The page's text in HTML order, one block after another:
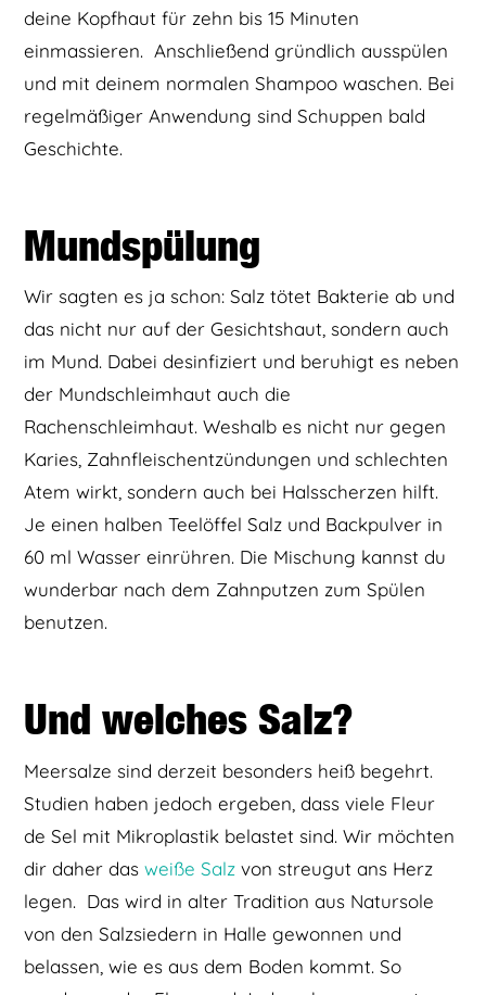
deine Kopfhaut für zehn bis 15 Minuten
einmassieren. Anschließend gründlich ausspülen
und mit deinem normalen Shampoo waschen. Bei
regelmäßiger Anwendung sind Schuppen bald
Geschichte.
Mundspülung
Wir sagten es ja schon: Salz tötet Bakterie ab und
das nicht nur auf der Gesichtshaut, sondern auch
im Mund. Dabei desinfiziert und beruhigt es neben
der Mundschleimhaut auch die
Rachenschleimhaut. Weshalb es nicht nur gegen
Karies, Zahnfleischentzündungen und schlechten
Atem wirkt, sondern auch bei Halsscherzen hilft.
Je einen halben Teelöffel Salz und Backpulver in
60 ml Wasser einrühren. Die Mischung kannst du
wunderbar nach dem Zahnputzen zum Spülen
benutzen.
Und welches Salz?
Meersalze sind derzeit besonders heiß begehrt.
Studien haben jedoch ergeben, dass viele Fleur
de Sel mit Mikroplastik belastet sind. Wir möchten
dir daher dasweiße Salz von streugut ans Herz
legen. Das wird in alter Tradition aus Natursole
von den Salzsiedern in Halle gewonnen und
belassen, wie es aus dem Boden kommt. So